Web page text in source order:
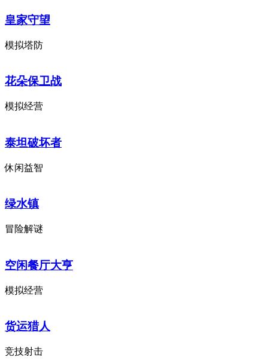
皇家守望
模拟塔防
花朵保卫战
模拟经营
泰坦破坏者
休闲益智
绿水镇
冒险解谜
空闲餐厅大亨
模拟经营
货运猎人
竞技射击